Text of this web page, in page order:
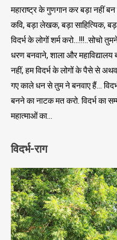
महाराष्ट्र के गुणगान कर बड़ा नहीं
कवि, बड़ा लेखक, बड़ा साहित्यिक,
विदर्भ के लोगों शर्म करो…!!!..सोचो
धरण बनवाने, शाला और
नहीं, हम विदर्भ के लोगों के पैसे से
गए काले धन से तुम ने बनवाए हैं…
बनने का नाटक मत करो. विदर्भ का
महात्माओं का…
विदर्भ-राग